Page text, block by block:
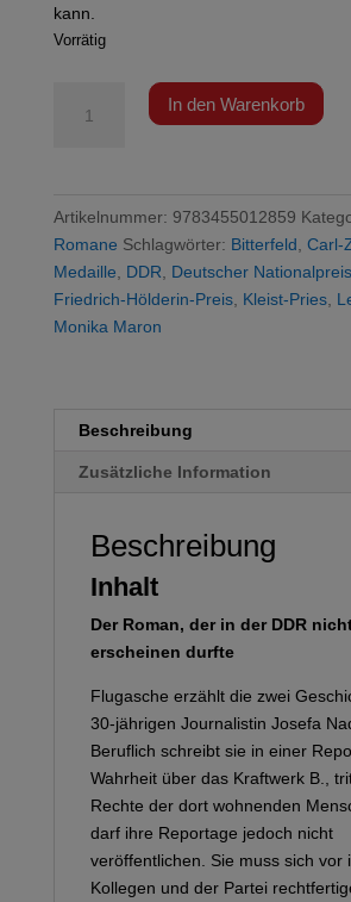
kann.
Vorrätig
In den Warenkorb
Artikelnummer: 9783455012859
Romane Schlagwörter: Bitterfeld, Carl-
Medaille, DDR, Deutscher Nationalpreis
Friedrich-Hölderin-Preis, Kleist-Pries,
Monika Maron
Beschreibung
Zusätzliche Information
Beschreibung
Inhalt
Der Roman, der in der DDR
erscheinen durfte
Flugasche erzählt die zwei
30-jährigen Journalistin Josefa
Beruflich schreibt sie in einer
Wahrheit über das Kraftwerk B.,
Rechte der dort wohnenden
darf ihre Reportage jedoch nicht
veröffentlichen. Sie muss sich vor
Kollegen und der Partei